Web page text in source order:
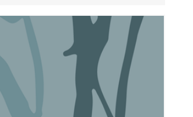
ferieungdomar i alla tre bolagen att
genomföra spelet, för att stärka deras
kunskap och förenkla vägen till ett eget
boende.